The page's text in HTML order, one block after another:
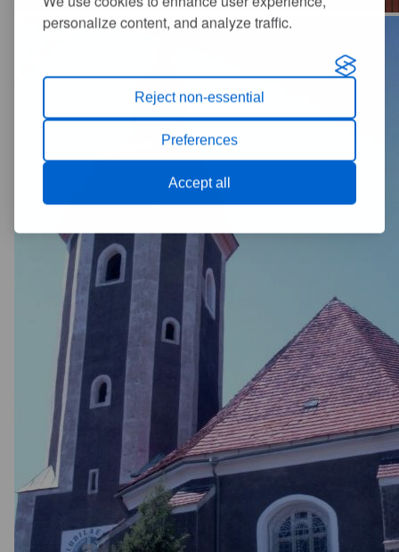
personalize content, and analyze traffic.
Reject non-essential
Preferences
Accept all